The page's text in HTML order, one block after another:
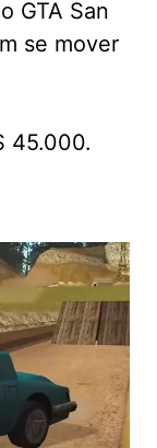
GTA San
se mover
45.000.